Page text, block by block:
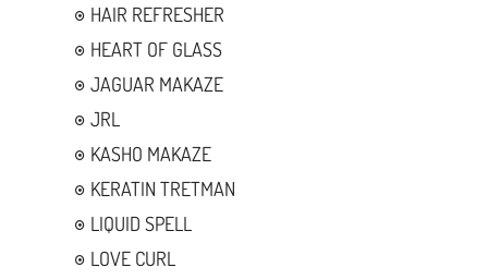
HAIR REFRESHER
HEART OF GLASS
JAGUAR MAKAZE
JRL
KASHO MAKAZE
KERATIN TRETMAN
LIQUID SPELL
LOVE CURL